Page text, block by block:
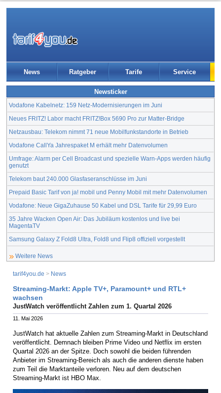
News Ratgeber Tarife Service
Newsticker
Vodafone Kabelnetz: 159 Netz-Modernisierungen im Juni
Neues FRITZ! Labor macht FRITZ!Box 5690 Pro zur Matter-Bridge
Netzausbau: Telekom nimmt 71 neue Mobilfunkstandorte in Betrieb
Vodafone CallYa Jahrespaket M erhält mehr Datenvolumen
Umfrage: Alarm per Cell Broadcast und spezielle Warn-Apps werden häufig
genutzt
Telekom baut 240.000 Glasfaseranschlüsse im Juni
Prepaid Basic Tarif von ja! mobil und Penny Mobil mit mehr Datenvolumen
Vodafone: Neue GigaZuhause 50 Kabel und DSL Tarife für 29,99 Euro
35 Jahre Wacken Open Air: Das Jubiläum kostenlos und live bei
MagentaTV
Samsung Galaxy Z Fold8 Ultra, Fold8 und Flip8 offiziell vorgestellt
Weitere News
tarif4you.de > News
Streaming-Markt: Apple TV+, Paramount+ und RTL+
wachsen
JustWatch veröffentlicht Zahlen zum 1. Quartal 2026
11. Mai 2026
JustWatch hat aktuelle Zahlen zum Streaming-Markt in Deutschland
veröffentlicht. Demnach bleiben Prime Video und Netflix im ersten
Quartal 2026 an der Spitze. Doch sowohl die beiden führenden
Anbieter im Streaming-Bereich als auch die anderen dienste haben
zum Teil die Marktanteile verloren. Neu auf dem deutschen
Streaming-Markt ist HBO Max.